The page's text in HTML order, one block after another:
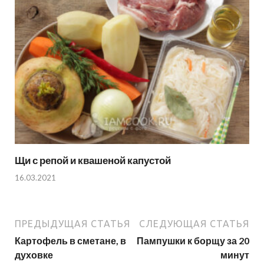
Щи с репой и квашеной капустой
16.03.2021
ПРЕДЫДУЩАЯ СТАТЬЯ
Картофель в сметане, в
духовке
СЛЕДУЮЩАЯ СТАТЬЯ
Пампушки к борщу за 20
минут